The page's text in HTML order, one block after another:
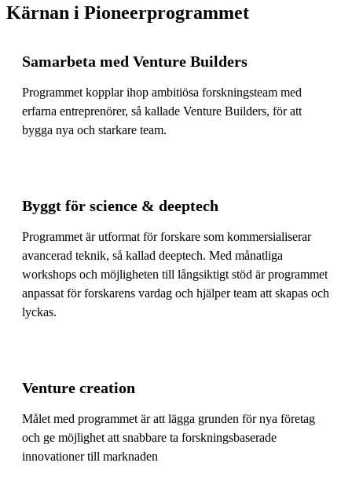
Kärnan i Pioneerprogrammet
Samarbeta med Venture Builders
Programmet kopplar ihop ambitiösa forskningsteam med
erfarna entreprenörer, så kallade Venture Builders, för att
bygga nya och starkare team.
Byggt för science & deeptech
Programmet är utformat för forskare som kommersialiserar
avancerad teknik, så kallad deeptech. Med månatliga
workshops och möjligheten till långsiktigt stöd är programmet
anpassat för forskarens vardag och hjälper team att skapas och
lyckas.
Venture creation
Målet med programmet är att lägga grunden för nya företag
och ge möjlighet att snabbare ta forskningsbaserade
innovationer till marknaden